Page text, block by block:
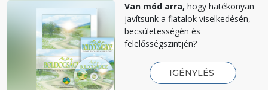
Van mód arra, hogy hatékonyan
javítsunk a fiatalok viselkedésén,
becsületességén és
felelősségszintjén?
IGÉNYLÉS